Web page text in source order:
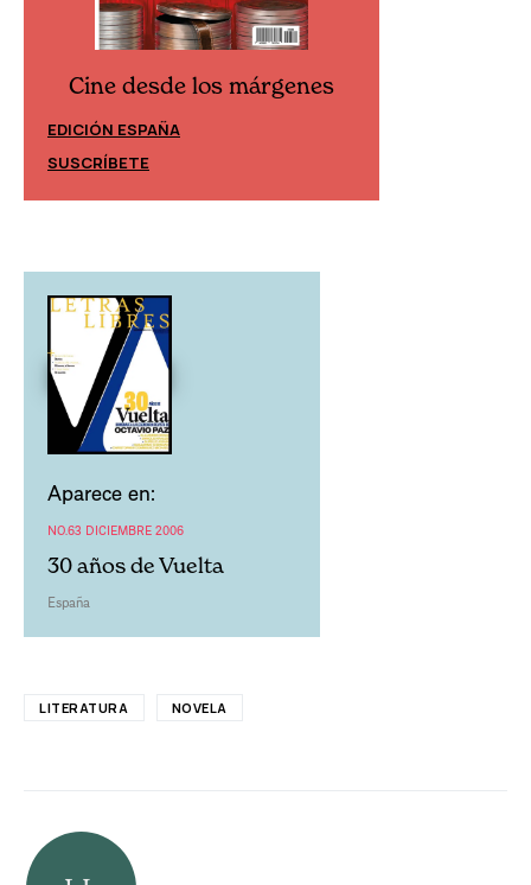
Cine desde los márgenes
EDICIÓN ESPAÑA
SUSCRÍBETE
Aparece en:
NO.63 DICIEMBRE 2006
30 años de Vuelta
España
LITERATURA NOVELA